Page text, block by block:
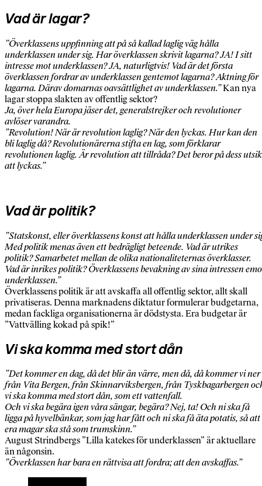
Vad är lagar?
”Överklassens uppfinning att på så kallad laglig väg hålla
underklassen under sig. Har överklassen skrivit lagarna? JA! I sitt
intresse mot underklassen? JA, naturligtvis! Vad är det första
överklassen fordrar av underklassen gentemot lagarna? Aktning för
lagarna. Därav domarnas oavsättlighet av underklassen.”Kan nya
lagar stoppa slakten av offentlig sektor?
Ja, över hela Europa jäser det, generalstrejker och revolutioner
avlöser varandra.
”Revolution! När är revolution laglig? När den lyckas. Hur kan den
bli laglig då? Revolutionärerna stifta en lag, som förklarar
revolutionen laglig. Är revolution att tillråda? Det beror på dess
att lyckas.”
Vad är politik?
”Statskonst, eller överklassens konst att hålla underklassen under
Med politik menas även ett bedrägligt beteende. Vad är utrikes
politik? Samarbetet mellan de olika nationaliteternas överklasser.
Vad är inrikes politik? Överklassens bevakning av sina intressen
underklassen.”
Överklassens politik är att avskaffa all offentlig sektor, allt skall
privatiseras. Denna marknadens diktatur formulerar budgetarna,
medan fackliga organisationerna är dödstysta. Era budgetar är
”Vattvälling kokad på spik!”
Vi ska komma med stort dån
”Det kommer en dag, då det blir än värre, men då, då kommer vi ner
från Vita Bergen, från Skinnarviksbergen, från Tyskbagarbergen
vi ska komma med stort dån, som ett vattenfall.
Och vi ska begära igen våra sängar, begära? Nej, ta! Och ni ska få
ligga på hyvelbänkar, som jag har fått och ni ska få äta potatis, så att
era magar ska stå som trumskinn.”
August Strindbergs ”Lilla katekes för underklassen” är aktuellare
än någonsin.
”Överklassen har bara en rättvisa att fordra; att den avskaffas.”